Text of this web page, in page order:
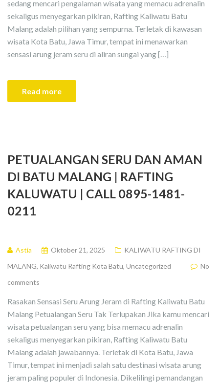
sedang mencari pengalaman wisata yang memacu adrenalin
sekaligus menyegarkan pikiran, Rafting Kaliwatu Batu
Malang adalah pilihan yang sempurna. Terletak di kawasan
wisata Kota Batu, Jawa Timur, tempat ini menawarkan
sensasi arung jeram seru di aliran sungai yang […]
Read more
PETUALANGAN SERU DAN AMAN
DI BATU MALANG | RAFTING
KALUWATU | CALL 0895-1481-
0211
Astia Oktober 21, 2025
KALIWATU RAFTING DI
MALANG, Kaliwatu Rafting Kota Batu, Uncategorized
No
comments
Rasakan Sensasi Seru Arung Jeram di Rafting Kaliwatu Batu
Malang Petualangan Seru Tak Terlupakan Jika kamu mencari
wisata petualangan seru yang bisa memacu adrenalin
sekaligus menyegarkan pikiran, Rafting Kaliwatu Batu
Malang adalah jawabannya. Terletak di Kota Batu, Jawa
Timur, tempat ini menjadi salah satu destinasi wisata arung
jeram paling populer di Indonesia. Dikelilingi pemandangan